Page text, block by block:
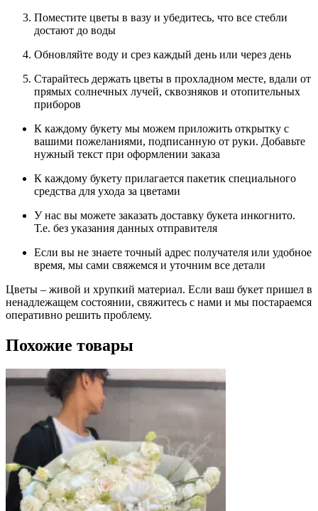
Поместите цветы в вазу и убедитесь, что все стебли
достают до воды
Обновляйте воду и срез каждый день или через день
Старайтесь держать цветы в прохладном месте, вдали от
прямых солнечных лучей, сквозняков и отопительных
приборов
К каждому букету мы можем приложить открытку с
вашими пожеланиями, подписанную от руки. Добавьте
нужный текст при оформлении заказа
К каждому букету прилагается пакетик специального
средства для ухода за цветами
У нас вы можете заказать доставку букета инкогнито.
Т.е. без указания данных отправителя
Если вы не знаете точный адрес получателя или удобное
время, мы сами свяжемся и уточним все детали
Цветы – живой и хрупкий материал. Если ваш букет пришел в
ненадлежащем состоянии, свяжитесь с нами и мы постараемся
оперативно решить проблему.
Похожие товары